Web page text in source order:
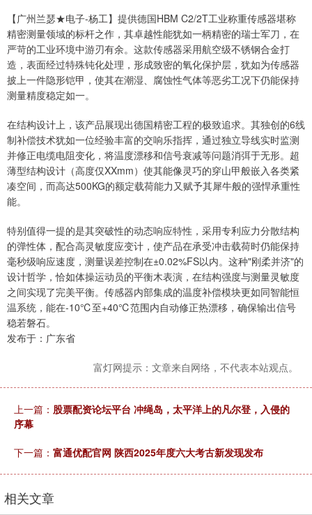
【广州兰瑟★电子-杨工】提供德国HBM C2/2T工业称重传感器堪称
精密测量领域的标杆之作，其卓越性能犹如一柄精密的瑞士军刀，在
严苛的工业环境中游刃有余。这款传感器采用航空级不锈钢合金打
造，表面经过特殊钝化处理，形成致密的氧化保护层，犹如为传感器
披上一件隐形铠甲，使其在潮湿、腐蚀性气体等恶劣工况下仍能保持
测量精度稳定如一。
在结构设计上，该产品展现出德国精密工程的极致追求。其独创的6线
制补偿技术犹如一位经验丰富的交响乐指挥，通过独立导线实时监测
并修正电缆电阻变化，将温度漂移和信号衰减等问题消弭于无形。超
薄型结构设计（高度仅XXmm）使其能像灵巧的穿山甲般嵌入各类紧
凑空间，而高达500KG的额定载荷能力又赋予其犀牛般的强悍承重性
能。
特别值得一提的是其突破性的动态响应特性，采用专利应力分散结构
的弹性体，配合高灵敏度应变计，使产品在承受冲击载荷时仍能保持
毫秒级响应速度，测量误差控制在±0.02%FS以内。这种"刚柔并济"的
设计哲学，恰如体操运动员的平衡木表演，在结构强度与测量灵敏度
之间实现了完美平衡。传感器内部集成的温度补偿模块更如同智能恒
温系统，能在-10℃至+40℃范围内自动修正热漂移，确保输出信号
稳若磐石。
发布于：广东省
富灯网提示：文章来自网络，不代表本站观点。
上一篇： 股票配资论坛平台 冲绳岛，太平洋上的凡尔登，入侵的
序幕
下一篇： 富通优配官网 陕西2025年度六大考古新发现发布
相关文章